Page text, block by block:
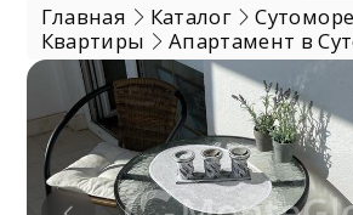
Главная Каталог
Сутоморе
Квартиры
Апартамент в